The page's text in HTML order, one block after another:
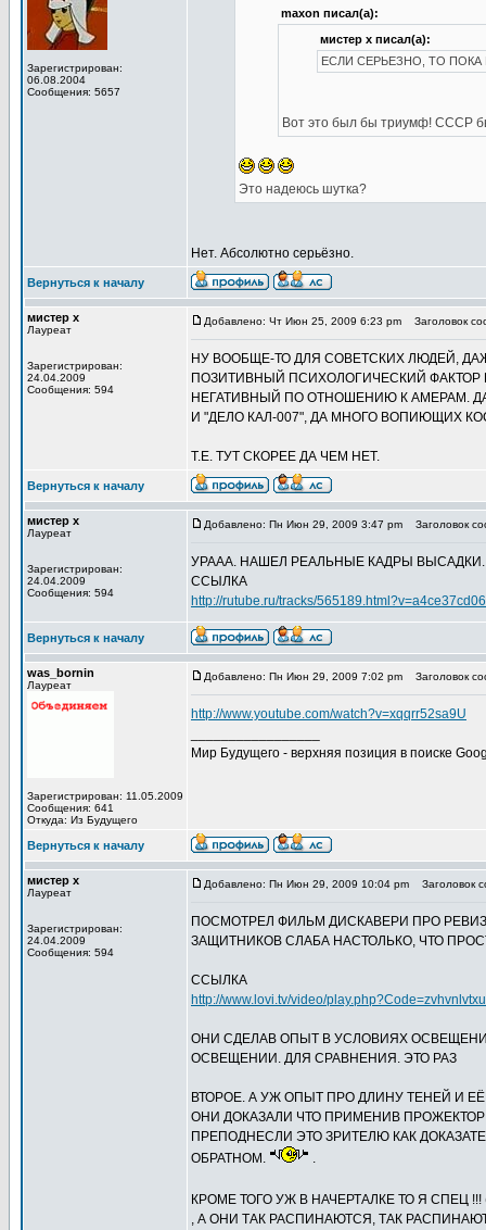
Зарегистрирован:
06.08.2004
Сообщения: 5657
maxon писал(а):
мистер х писал(а):
ЕСЛИ СЕРЬЕЗНО, ТО
Вот это был бы триумф! СССР
Это надеюсь шутка?
Нет. Абсолютно серьёзно.
Вернуться к началу
мистер х
Лауреат
Зарегистрирован:
24.04.2009
Сообщения: 594
Добавлено: Чт Июн 25, 2009 6:23 pm Заголовок
НУ ВООБЩЕ-ТО ДЛЯ СОВЕТСКИХ ЛЮДЕЙ,
ПОЗИТИВНЫЙ ПСИХОЛОГИЧЕСКИЙ
НЕГАТИВНЫЙ ПО ОТНОШЕНИЮ К АМЕРАМ.
И "ДЕЛО КАЛ-007", ДА МНОГО ВОПИЮЩИХ
Т.Е. ТУТ СКОРЕЕ ДА ЧЕМ НЕТ.
Вернуться к началу
мистер х
Лауреат
Зарегистрирован:
24.04.2009
Сообщения: 594
Добавлено: Пн Июн 29, 2009 3:47 pm Заголовок
УРААА. НАШЕЛ РЕАЛЬНЫЕ КАДРЫ
ССЫЛКА
http://rutube.ru/tracks/
Вернуться к началу
was_bornin
Лауреат
Зарегистрирован: 11.05.2009
Сообщения: 641
Откуда: Из Будущего
Добавлено: Пн Июн 29, 2009 7:02 pm Заголовок
http://www.youtube.com/watch?v=xqqrr52sa9U
Мир Будущего - верхняя позиция в поиске
Вернуться к началу
мистер х
Лауреат
Зарегистрирован:
24.04.2009
Сообщения: 594
Добавлено: Пн Июн 29, 2009 10:04 pm Заголовок
ПОСМОТРЕЛ ФИЛЬМ ДИСКАВЕРИ ПРО
ЗАЩИТНИКОВ СЛАБА НАСТОЛЬКО, ЧТО
ССЫЛКА
http://www.lovi.tv/video/play.php?Code=zvhvnlvtxu
ОНИ СДЕЛАВ ОПЫТ В УСЛОВИЯХ
ОСВЕЩЕНИИ. ДЛЯ СРАВНЕНИЯ. ЭТО РАЗ
ВТОРОЕ. А УЖ ОПЫТ ПРО ДЛИНУ ТЕНЕЙ И
ОНИ ДОКАЗАЛИ ЧТО ПРИМЕНИВ
ПРЕПОДНЕСЛИ ЭТО ЗРИТЕЛЮ КАК
ОБРАТНОМ.
.
КРОМЕ ТОГО УЖ В НАЧЕРТАЛКЕ ТО Я СПЕЦ
, А ОНИ ТАК РАСПИНАЮТСЯ, ТАК